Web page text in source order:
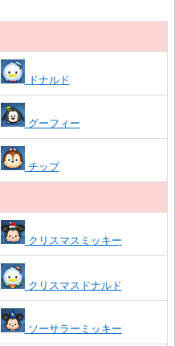
ドナルド
グーフィー
チップ
クリスマスミッキー
クリスマスドナルド
ソーサラーミッキー